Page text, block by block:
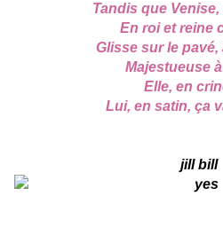
Tandis que
En roi et reine
Glisse sur le pavé,
Majestueuse
Elle, en
Lui, en satin, ça
jill bill